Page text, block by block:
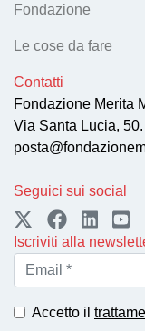
Fondazione
Le cose da fare
Contatti
Fondazione Merita
Via Santa Lucia,
Seguici sui social
Iscriviti alla
Accetto il